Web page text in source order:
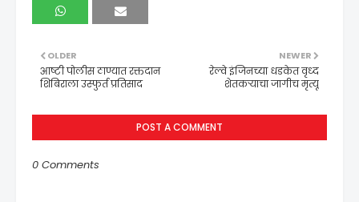
NEWER
रेल्वे इंजिनच्या धडकेत वृध्द
शेतकऱ्याचा जागीच मृत्यू
OLDER
आष्टी पोलीस ठाण्यात रक्तदान
शिबिराला उस्फुर्त प्रतिसाद
POST A COMMENT
0 Comments